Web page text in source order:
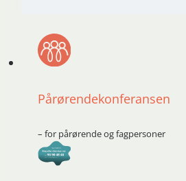
Pårørendekonferansen
– for pårørende og fagpersoner